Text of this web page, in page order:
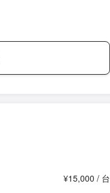
¥15,000 / 台